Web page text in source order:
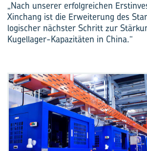
„Nach unserer erfolgreichen
Xinchang ist die Erweiterung des
logischer nächster Schritt zur
Kugellager-Kapazitäten in China.“